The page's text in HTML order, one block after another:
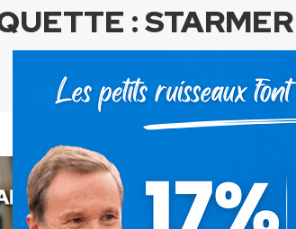
:STARMER